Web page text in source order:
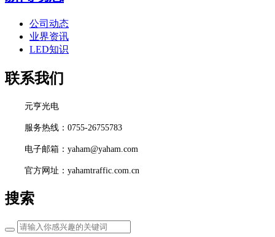
公司动态
业界资讯
LED知识
联系我们
元亨光电
服务热线：0755-26755783
电子邮箱：yaham@yaham.com
官方网址：yahamtraffic.com.cn
搜索